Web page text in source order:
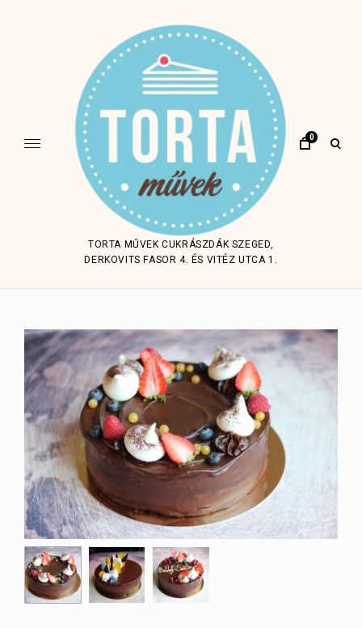
TORTA MŰVEK CUKRÁSZDÁK SZEGED,
DERKOVITS FASOR 4. ÉS VITÉZ UTCA 1.
0
open